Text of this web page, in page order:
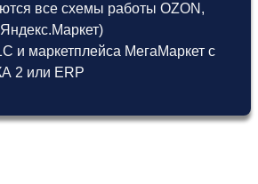
все схемы работы OZON,
и маркетплейса МегаМаркет с
2 или ERP